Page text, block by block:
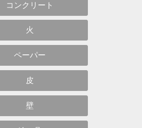
コンクリート
火
ペーパー
皮
壁